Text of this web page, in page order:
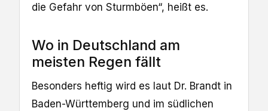
die Gefahr von Sturmböen“, heißt es.
Wo in Deutschland am
meisten Regen fällt
Besonders heftig wird es laut Dr. Brandt in
Baden-Württemberg und im südlichen